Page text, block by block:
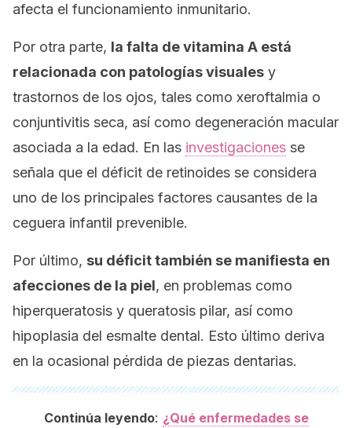
afecta el funcionamiento inmunitario.
Por otra parte, la falta de vitamina A está
relacionada con patologías visuales y
trastornos de los ojos, tales como xeroftalmia o
conjuntivitis seca, así como degeneración macular
asociada a la edad. En las investigaciones se
señala que el déficit de retinoides se considera
uno de los principales factores causantes de la
ceguera infantil prevenible.
Por último, su déficit también se manifiesta en
afecciones de la piel, en problemas como
hiperqueratosis y queratosis pilar, así como
hipoplasia del esmalte dental. Esto último deriva
en la ocasional pérdida de piezas dentarias.
Continúa leyendo: ¿Qué enfermedades se